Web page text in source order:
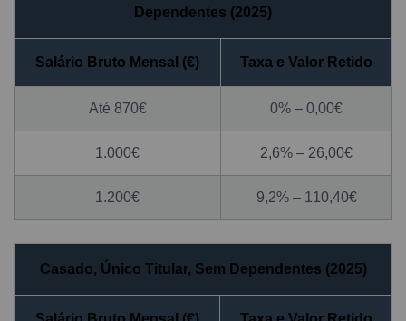
Dependentes (2025)
Salário Bruto Mensal (€) Taxa e Valor Retido
Até 870€ 0% – 0,00€
1.000€ 2,6% – 26,00€
1.200€ 9,2% – 110,40€
Casado, Único Titular, Sem Dependentes (2025)